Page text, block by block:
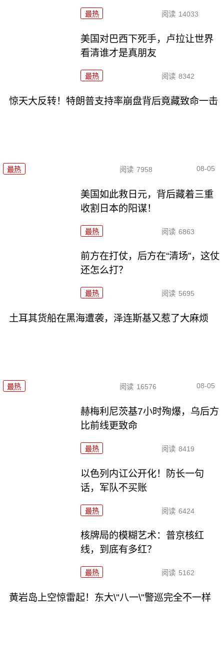
最热 阅读 14033
美国对巴西下死手，卢拉让世界
看清谁才是真朋友
最热 阅读 8342
惊天大反转！特朗普支持率崩盘背后竟藏致命一击
最热 阅读 7958 08-05
美国如此救日元，背后藏着三重
收割日本的阳谋！
最热 阅读 6863
前方在打仗，后方在“清场”，这仗
还怎么打？
最热 阅读 5695
土耳其货船在黑海遭袭，泽连斯基又惹了大麻烦
最热 阅读 16576 08-05
赫梅利尼茨基7小时殉爆，乌后方
比前线更致命
最热 阅读 8419
以色列内讧公开化！防长一句
话，军队不买账
最热 阅读 6424
核牌局的模糊艺术：普京核红
线，到底有多红？
最热 阅读 5162
黄岩岛上空惊雷起！东大\"八一\"警巡完全不一样